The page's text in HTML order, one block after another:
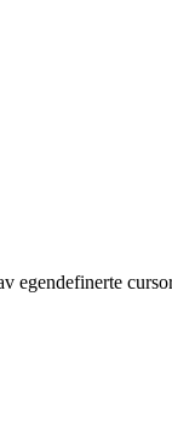
egendefinerte